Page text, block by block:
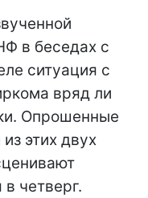
в беседах с
ситуация с
вряд ли
Опрошенные
этих двух
четверг.